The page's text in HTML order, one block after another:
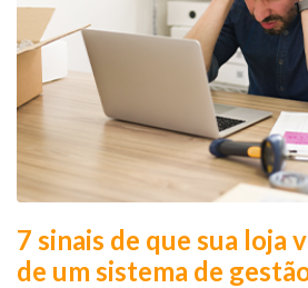
7 sinais de que sua loja
de um sistema de